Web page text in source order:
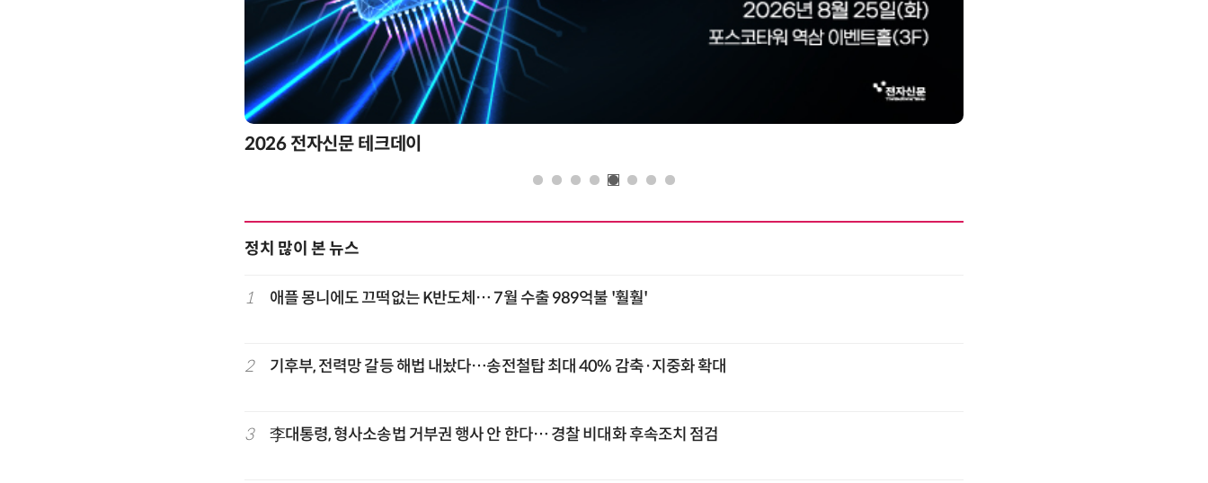
2026 전자신문 테크데이
정치 많이 본 뉴스
1 애플 몽니에도 끄떡없는 K반도체… 7월 수출 989억불 '훨훨'
2 기후부, 전력망 갈등 해법 내놨다…송전철탑 최대 40% 감축·지중화 확대
3 李대통령, 형사소송법 거부권 행사 안 한다… 경찰 비대화 후속조치 점검